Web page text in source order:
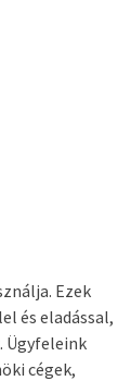
Ezek
és eladással,
Ügyfeleink
cégek,